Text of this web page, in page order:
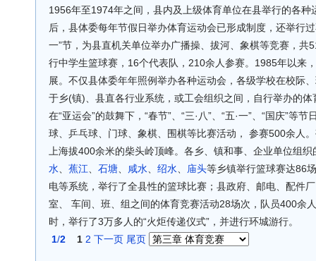
1956年至1974年之间，县内及上级体育单位在县举行的各
后，县体委每年节假日举办体育运动会已形成制度，还举行
一”节，为县直机关单位举办广播操、拔河、象棋等竞赛，
行中学生篮球赛，16个代表队，210余人参赛。1985年以来
展。不仅县体委年年照例举办各种运动会，各级学校在校际
于乡(镇)、县直各行业系统，或工会组织之间，自行举办的
在“亚运会”的鼓舞下，“春节”、“三·八”、“五·一”、“国庆”等
球、乒乓球、门球、象棋、围棋等比赛活动， 参赛500余人
上海拔400余米的柴头岭顶峰。各乡、镇和事、企业单位组
水
蕉江 石塘 咸水 绍水 庙头等乡镇举行篮球赛达86
电等系统，举行了全县性的篮球比赛；县政府、邮电、配件
室、 车间、班、组之间的体育竞赛活动28场次，队员400余
时，举行了3万多人的“火炬传递仪式”，并进行环城游行。
1/2 1 2 下一页 尾页